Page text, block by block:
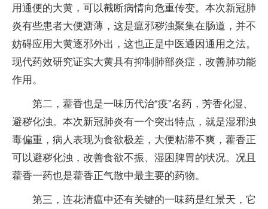
用通便的大黄，可以截断病情向危重传变。本次新冠肺
炎有些患者大便溏薄，这是瘟邪秽浊聚集在肠道，并不
妨碍应用大黄逐邪外出，这也正是中医通因通用之法。
现代药效研究证实大黄具有抑制肺部炎症，改善肺功能
作用。
第二，藿香也是一味历代治“疫”名药，芳香化湿、
避秽化浊。本次新冠肺炎有一个突出特点，就是湿邪浊
毒偏重，病人表现为食欲极差，大便粘滞不爽，藿香正
可以避秽化浊，改善食欲不振、湿困脾胃的状况。况且
藿香一药也是藿香正气散中最主要的药物。
第三，连花清瘟中还有关键的一味药是红景天，它